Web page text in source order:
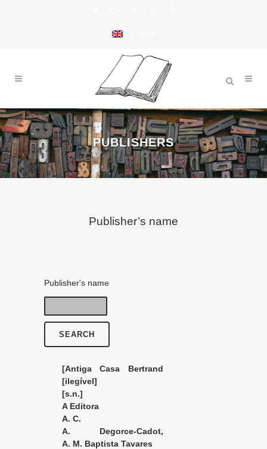
PUBLISHERS
Publisher’s name
Publisher's name
[Antiga Casa Bertrand
Jose Bastos]
[ilegível]
[s.n.]
A Editora
A. C.
A. Degorce-Cadot,
éditeurA. M. Baptista Tavares